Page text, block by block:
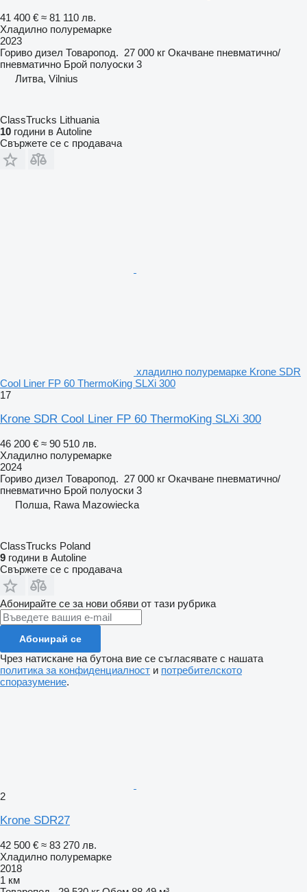
41 400 € ≈ 81 110 лв.
Хладилно полуремарке
2023
Гориво дизел Товаропод. 27 000 кг Окачване пневматично/
пневматично Брой полуоски 3
Литва, Vilnius
ClassTrucks Lithuania
10 години в Autoline
Свържете се с продавача
хладилно полуремарке Krone SDR
Cool Liner FP 60 ThermoKing SLXi 300
17
Krone SDR Cool Liner FP 60 ThermoKing SLXi 300
46 200 € ≈ 90 510 лв.
Хладилно полуремарке
2024
Гориво дизел Товаропод. 27 000 кг Окачване пневматично/
пневматично Брой полуоски 3
Полша, Rawa Mazowiecka
ClassTrucks Poland
9 години в Autoline
Свържете се с продавача
Абонирайте се за нови обяви от тази рубрика
Абонирай се
Чрез натискане на бутона вие се съгласявате с нашата
политика за конфиденциалност и потребителското
споразумение.
2
Krone SDR27
42 500 € ≈ 83 270 лв.
Хладилно полуремарке
2018
1 км